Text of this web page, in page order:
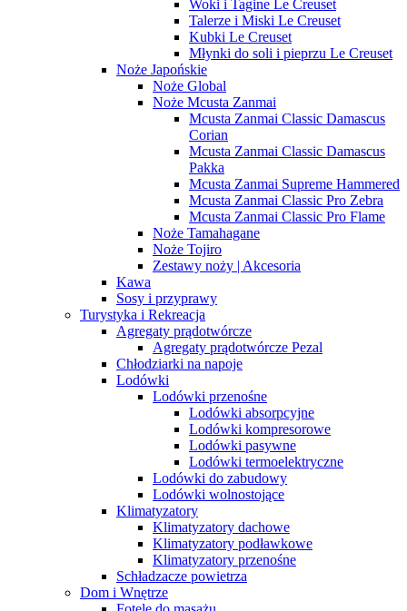
Woki i Tagine Le Creuset
Talerze i Miski Le Creuset
Kubki Le Creuset
Młynki do soli i pieprzu Le Creuset
Noże Japońskie
Noże Global
Noże Mcusta Zanmai
Mcusta Zanmai Classic Damascus
Corian
Mcusta Zanmai Classic Damascus
Pakka
Mcusta Zanmai Supreme Hammered
Mcusta Zanmai Classic Pro Zebra
Mcusta Zanmai Classic Pro Flame
Noże Tamahagane
Noże Tojiro
Zestawy noży | Akcesoria
Kawa
Sosy i przyprawy
Turystyka i Rekreacja
Agregaty prądotwórcze
Agregaty prądotwórcze Pezal
Chłodziarki na napoje
Lodówki
Lodówki przenośne
Lodówki absorpcyjne
Lodówki kompresorowe
Lodówki pasywne
Lodówki termoelektryczne
Lodówki do zabudowy
Lodówki wolnostojące
Klimatyzatory
Klimatyzatory dachowe
Klimatyzatory podławkowe
Klimatyzatory przenośne
Schładzacze powietrza
Dom i Wnętrze